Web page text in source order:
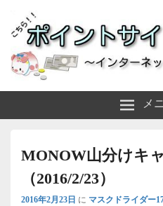
ポイントサイト
メ
MONOW山分けキ
（2016/2/23）
2016年2月23日 に マスクドライダー